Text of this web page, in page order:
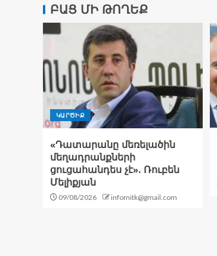
ԲԱՑ ՄԻ ԹՈՂԵՔ
ԿԱՐԾԻՔ
«Դատարանը մեռելածին
մեղադրանքների
ցուցահանդես չէ». Ռուբեն
Մելիքյան
09/08/2026 infomitk@gmail.com